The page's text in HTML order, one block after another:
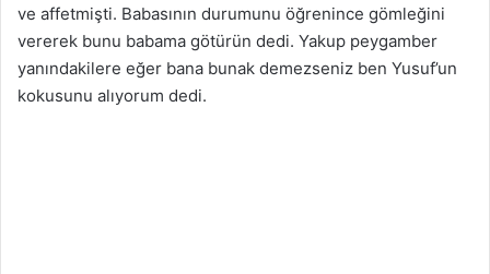
ve affetmişti. Babasının durumunu öğrenince gömleğini
vererek bunu babama götürün dedi. Yakup peygamber
yanındakilere eğer bana bunak demezseniz ben Yusuf’un
kokusunu alıyorum dedi.